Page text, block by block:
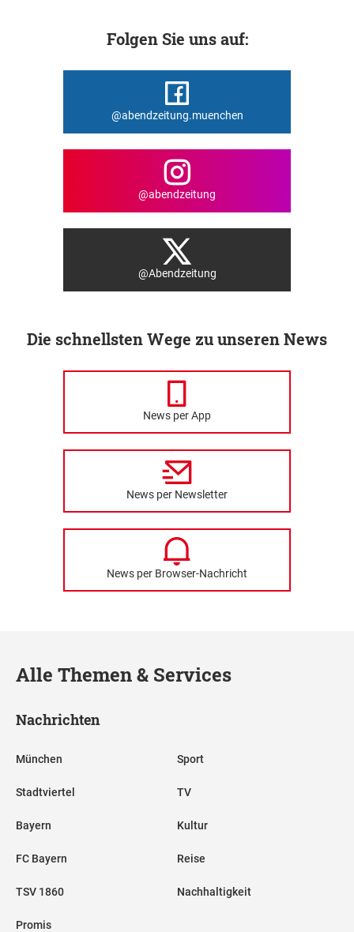
Folgen Sie uns auf:
@abendzeitung.muenchen
@abendzeitung
@Abendzeitung
Die schnellsten Wege zu unseren News
News per App
News per Newsletter
News per Browser-Nachricht
Alle Themen & Services
Nachrichten
München
Stadtviertel
Bayern
FC Bayern
TSV 1860
Promis
Sport
TV
Kultur
Reise
Nachhaltigkeit